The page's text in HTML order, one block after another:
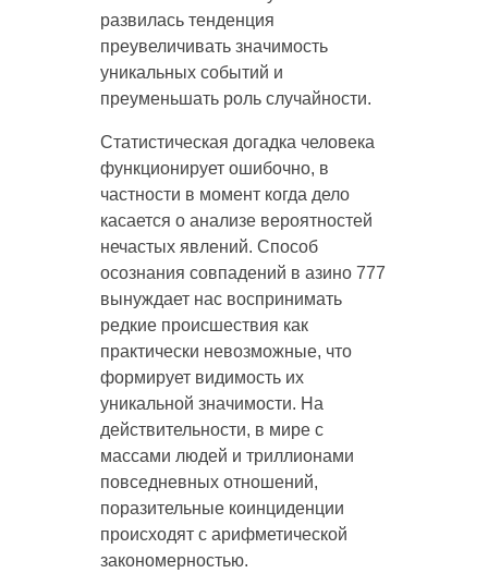
развилась тенденция
преувеличивать значимость
уникальных событий и
преуменьшать роль случайности.
Статистическая догадка человека
функционирует ошибочно, в
частности в момент когда дело
касается о анализе вероятностей
нечастых явлений. Способ
осознания совпадений в азино 777
вынуждает нас воспринимать
редкие происшествия как
практически невозможные, что
формирует видимость их
уникальной значимости. На
действительности, в мире с
массами людей и триллионами
повседневных отношений,
поразительные коинциденции
происходят с арифметической
закономерностью.